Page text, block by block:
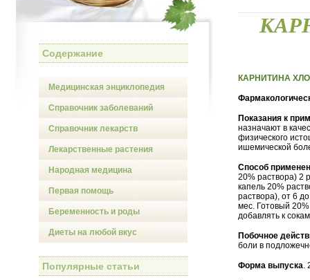
Содержание
Медицинская энциклопедия
Справочник заболеваний
Справочник лекарств
Лекарственные растения
Народная медицина
Первая помощь
Беременность и роды
Диеты на любой вкус
Популярные статьи
КАРНИТИНА
Показания к
назначают в
физического
ишемической
Способ
20% раствора) 2
капель 20%
раствора), от 6
мес. Готовый
добавлять к
Побочное
боли в
Форма выпуска.